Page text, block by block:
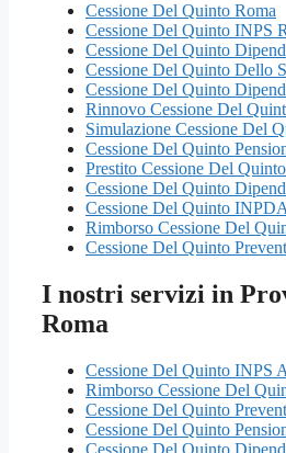
Cessione Del Quinto Roma
Cessione Del Quinto INPS
Cessione Del Quinto
Cessione Del Quinto Dello
Cessione Del Quinto
Rinnovo Cessione Del
Simulazione Cessione Del
Cessione Del Quinto
Prestito Cessione Del
Cessione Del Quinto
Cessione Del Quinto
Rimborso Cessione Del
Cessione Del Quinto
I nostri servizi in
Roma
Cessione Del Quinto INPS
Rimborso Cessione Del
Cessione Del Quinto
Cessione Del Quinto
Cessione Del Quinto